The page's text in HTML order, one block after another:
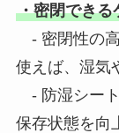
・密閉できる
- 密閉性の
使えば、湿気
- 防湿シー
保存状態を向